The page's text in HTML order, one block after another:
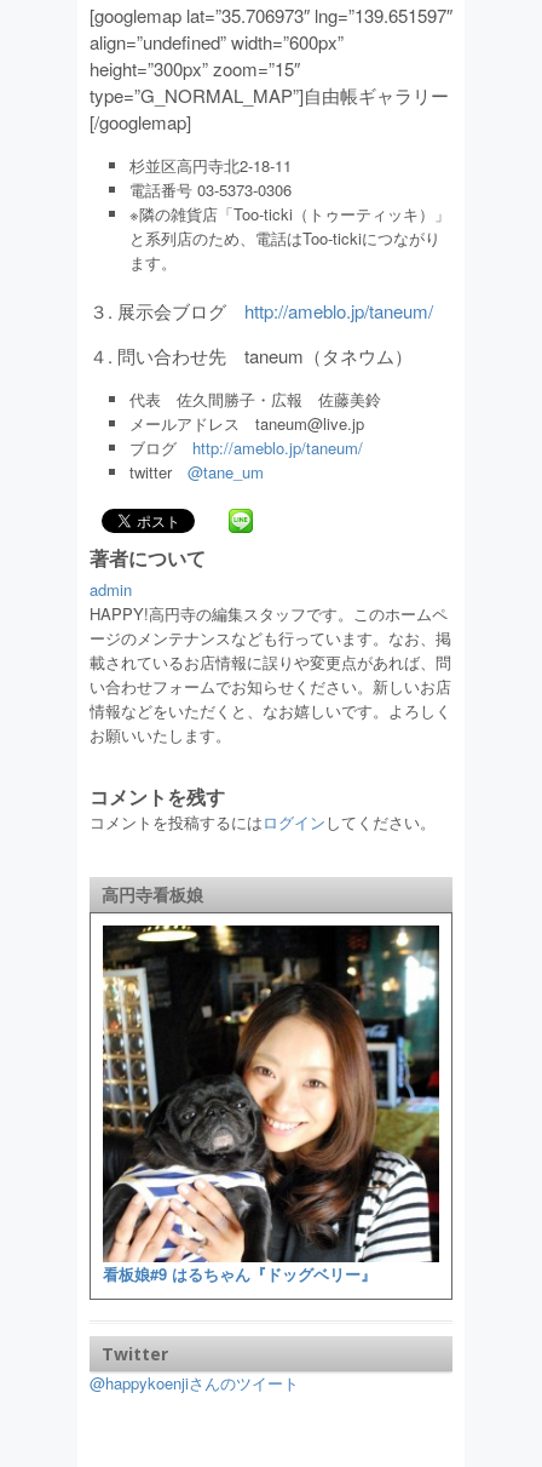
[googlemap lat=”35.706973″ lng=”139.651597″
align=”undefined” width=”600px”
height=”300px” zoom=”15″
type=”G_NORMAL_MAP”]自由帳ギャラリー
[/googlemap]
杉並区高円寺北2-18-11
電話番号 03-5373-0306
※隣の雑貨店「Too-ticki（トゥーティッキ）」
と系列店のため、電話はToo-tickiにつながり
ます。
３. 展示会ブログ http://ameblo.jp/taneum/
４. 問い合わせ先 taneum（タネウム）
代表 佐久間勝子・広報 佐藤美鈴
メールアドレス taneum@live.jp
ブログ http://ameblo.jp/taneum/
twitter @tane_um
著者について
admin
HAPPY!高円寺の編集スタッフです。このホームペ
ージのメンテナンスなども行っています。なお、掲
載されているお店情報に誤りや変更点があれば、問
い合わせフォームでお知らせください。新しいお店
情報などをいただくと、なお嬉しいです。よろしく
お願いいたします。
コメントを残す
コメントを投稿するにはログインしてください。
高円寺看板娘
看板娘#9 はるちゃん『ドッグベリー』
Twitter
@happykoenjiさんのツイート